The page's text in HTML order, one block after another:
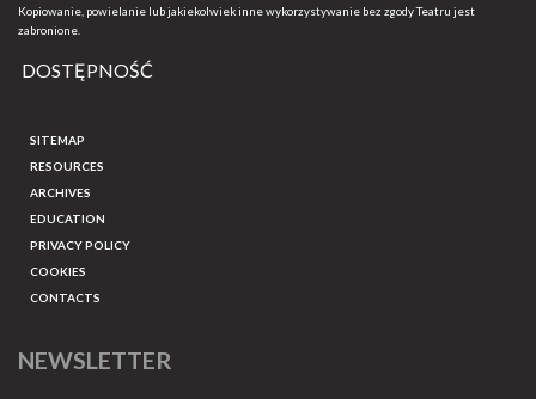
Kopiowanie, powielanie lub jakiekolwiek inne wykorzystywanie bez zgody Teatru jest
zabronione.
DOSTĘPNOŚĆ
SITEMAP
RESOURCES
ARCHIVES
EDUCATION
PRIVACY POLICY
COOKIES
CONTACTS
NEWSLETTER